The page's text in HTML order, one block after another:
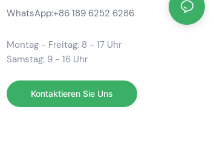
WhatsApp:+86 189 6252 6286
Montag - Freitag: 8 - 17 Uhr
Samstag: 9 - 16 Uhr
Kontaktieren Sie Uns